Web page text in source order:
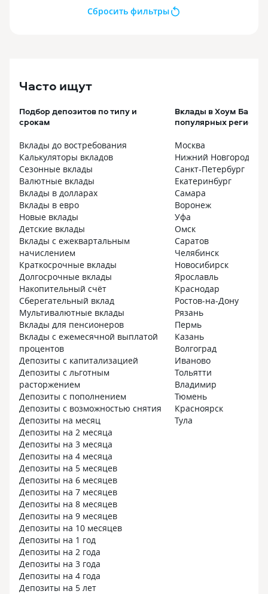
Сбросить фильтры
Часто ищут
Подбор депозитов по типу и
срокам
Вклады до востребования
Калькуляторы вкладов
Сезонные вклады
Валютные вклады
Вклады в долларах
Вклады в евро
Новые вклады
Детские вклады
Вклады с ежеквартальным
начислением
Краткосрочные вклады
Долгосрочные вклады
Накопительный счёт
Сберегательный вклад
Мультивалютные вклады
Вклады для пенсионеров
Вклады с ежемесячной выплатой
процентов
Депозиты с капитализацией
Депозиты с льготным
расторжением
Депозиты с пополнением
Депозиты с возможностью снятия
Депозиты на месяц
Депозиты на 2 месяца
Депозиты на 3 месяца
Депозиты на 4 месяца
Депозиты на 5 месяцев
Депозиты на 6 месяцев
Депозиты на 7 месяцев
Депозиты на 8 месяцев
Депозиты на 9 месяцев
Депозиты на 10 месяцев
Депозиты на 1 год
Депозиты на 2 года
Депозиты на 3 года
Депозиты на 4 года
Депозиты на 5 лет
Вклады в Хоум Банке
популярных регионах
Москва
Нижний Новгород
Санкт-Петербург
Екатеринбург
Самара
Воронеж
Уфа
Омск
Саратов
Челябинск
Новосибирск
Ярославль
Краснодар
Ростов-на-Дону
Рязань
Пермь
Казань
Волгоград
Иваново
Тольятти
Владимир
Тюмень
Красноярск
Тула